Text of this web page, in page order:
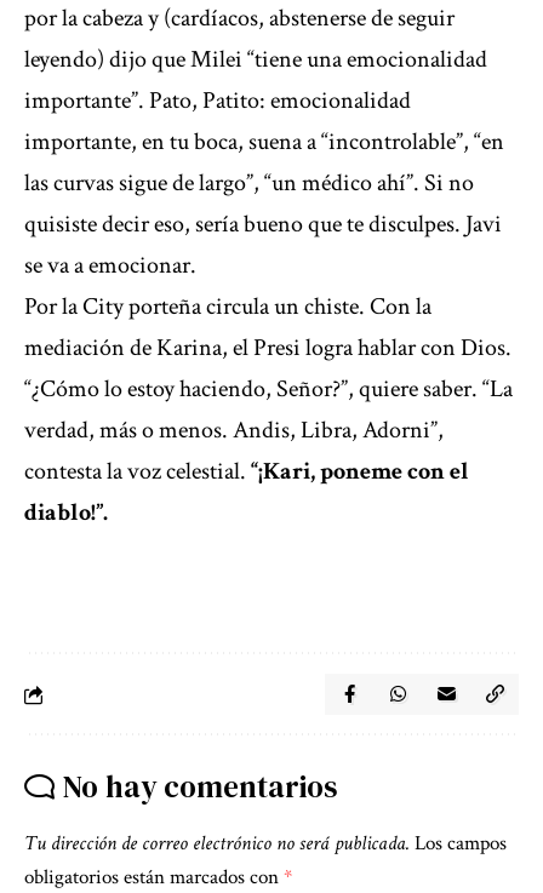
por la cabeza y (cardíacos, abstenerse de seguir
leyendo) dijo que Milei “tiene una emocionalidad
importante”. Pato, Patito: emocionalidad
importante, en tu boca, suena a “incontrolable”, “en
las curvas sigue de largo”, “un médico ahí”. Si no
quisiste decir eso, sería bueno que te disculpes. Javi
se va a emocionar.
Por la City porteña circula un chiste. Con la
mediación de Karina, el Presi logra hablar con Dios.
“¿Cómo lo estoy haciendo, Señor?”, quiere saber. “La
verdad, más o menos. Andis, Libra, Adorni”,
contesta la voz celestial.“¡Kari, poneme con el
diablo!”.
No hay comentarios
Tu dirección de correo electrónico no será publicada. Los campos
obligatorios están marcados con*